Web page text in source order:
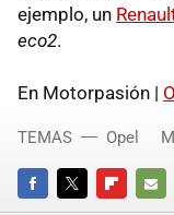
ejemplo, un
eco2.
En Motorpasión |
TEMAS Opel